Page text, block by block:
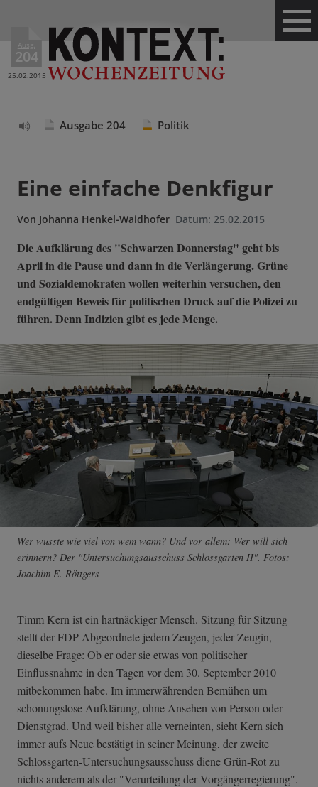
Ausg.
204
25.02.2015
Ausgabe 204 Politik
Eine einfache Denkfigur
Von Johanna Henkel-Waidhofer Datum: 25.02.2015
Die Aufklärung des "Schwarzen Donnerstag" geht bis
April in die Pause und dann in die Verlängerung. Grüne
und Sozialdemokraten wollen weiterhin versuchen, den
endgültigen Beweis für politischen Druck auf die Polizei zu
führen. Denn Indizien gibt es jede Menge.
Wer wusste wie viel von wem wann? Und vor allem: Wer will sich
erinnern? Der "Untersuchungsausschuss Schlossgarten II". Fotos:
Joachim E. Röttgers
Timm Kern ist ein hartnäckiger Mensch. Sitzung für Sitzung
stellt der FDP-Abgeordnete jedem Zeugen, jeder Zeugin,
dieselbe Frage: Ob er oder sie etwas von politischer
Einflussnahme in den Tagen vor dem 30. September 2010
mitbekommen habe. Im immerwährenden Bemühen um
schonungslose Aufklärung, ohne Ansehen von Person oder
Dienstgrad. Und weil bisher alle verneinten, sieht Kern sich
immer aufs Neue bestätigt in seiner Meinung, der zweite
Schlossgarten-U­ntersuchungsaus­schuss diene Grün-Rot zu
nichts anderem als der "Verurteilung der Vorgängerregierung".